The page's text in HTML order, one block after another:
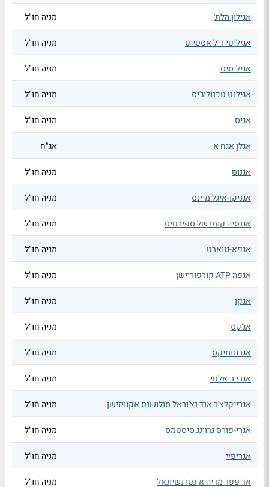
אגילון הלת' מניה חו"ל
אגיליטי ריל אסטייט מניה חו"ל
אגיליסיס מניה חו"ל
אגילנט טכנולוג'יס מניה חו"ל
אגיס מניה חו"ל
אגלן אגח א אג"ח
אגנוס מניה חו"ל
אגניקו-איגל מיינס מניה חו"ל
אגנסיה קומרשל ספירטיס מניה חו"ל
אגפא-גווארט מניה חו"ל
אגפה ATP קורפוריישן מניה חו"ל
אגקו מניה חו"ל
אג'קס מניה חו"ל
אגרונומיקס מניה חו"ל
אגרי ריאלטי מניה חו"ל
אגרייקלצ'ר אנד נצ'וראל סולושנס אקוויזישן מניה חו"ל
אגרי-פורס גרוינג סיסטמס מניה חו"ל
אגריפיי מניה חו"ל
אד פפר מדיה אינטרנשיונאל מניה חו"ל